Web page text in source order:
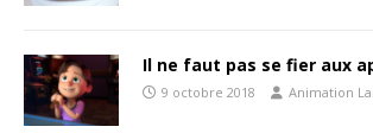
Il ne faut pas se fier aux
9 octobre 2018 Animation